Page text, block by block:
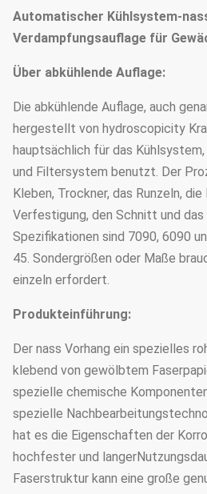
Automatischer Kühlsystem-
Verdampfungsauflage für
Über abkühlende Auflage:
Die abkühlende Auflage, auch
hergestellt von hydroscopicity
hauptsächlich für das
und Filtersystem benutzt. Der
Kleben, Trockner, das Runzeln, die
Verfestigung, den Schnitt und das
Spezifikationen sind 7090, 6090
45. Sondergrößen oder Maße
einzeln erfordert.
Produkteinführung:
Der nass Vorhang ein spezielles
klebend von gewölbtem
spezielle chemische
spezielle
hat es die Eigenschaften der
hochfester und
Faserstruktur kann eine große